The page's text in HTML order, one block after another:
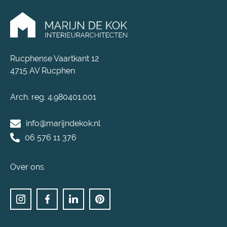
Rucphense Vaartkant 12
4715 AV Rucphen
Arch. reg. 4.980401.001
info@marijndekok.nl
06 576 11 376
Over ons